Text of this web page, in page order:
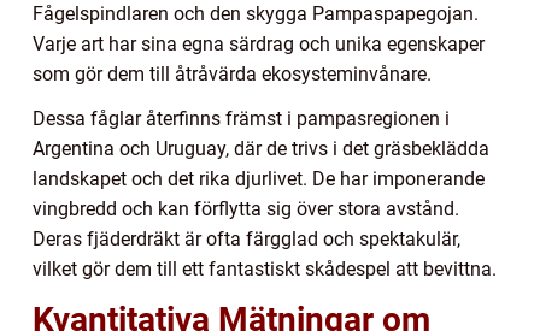
Fågelspindlaren och den skygga Pampaspapegojan.
Varje art har sina egna särdrag och unika egenskaper
som gör dem till åtråvärda ekosysteminvånare.
Dessa fåglar återfinns främst i pampasregionen i
Argentina och Uruguay, där de trivs i det gräsbeklädda
landskapet och det rika djurlivet. De har imponerande
vingbredd och kan förflytta sig över stora avstånd.
Deras fjäderdräkt är ofta färgglad och spektakulär,
vilket gör dem till ett fantastiskt skådespel att bevittna.
Kvantitativa Mätningar om